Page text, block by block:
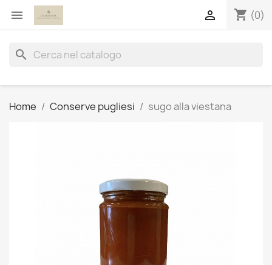
 shopping_cart (0)

search
Home Conserve pugliesi sugo alla viestana